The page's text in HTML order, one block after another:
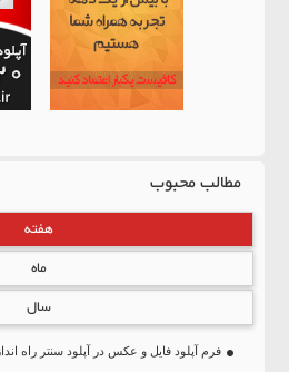
مطالب محبوب
هفته
ماه
سال
فرم آپلود فایل و عکس در آپلود سنتر راه